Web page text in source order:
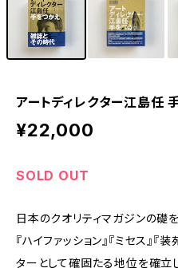
アートディレクター江島任
¥22,000
SOLD OUT
日本のクオリティマガジンの礎
『ハイファッション』『ミセス』『
ターとして確固たる地位を確立